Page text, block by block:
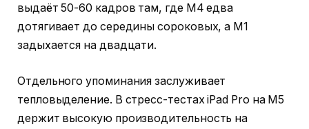
выдаёт 50-60 кадров там, где M4 едва
дотягивает до середины сороковых, а M1
задыхается на двадцати.
Отдельного упоминания заслуживает
тепловыделение. В стресс-тестах iPad Pro на M5
держит высокую производительность на